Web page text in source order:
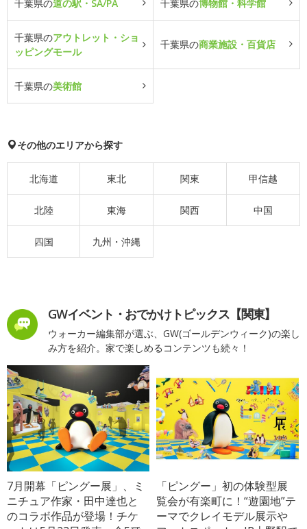
千葉県の道の駅・SA/PA 千葉県の博物館・科学館
千葉県のアウトレット・ショ
ッピングモール
千葉県の商業施設・百貨店
千葉県の美術館
その他のエリアから探す
北海道 東北 関東 甲信越
北陸 東海 関西 中国
四国 九州・沖縄
GWイベント・おでかけトピックス【関東】
ウォーカー編集部が選ぶ、GW(ゴールデンウィーク)の楽し
み方を紹介。家で楽しめるコンテンツも続々！
7月開幕「ピングー展」、ミ
ニチュア作家・田中達也と
のコラボ作品が登場！チケ
「ピングー」初の体験型展
覧会が有楽町に！“遊園地”テ
ーマでクレイモデル展示や